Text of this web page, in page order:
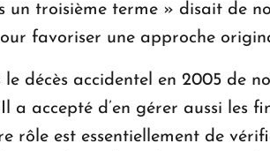
troisième terme » disait de
favoriser une approche
décès accidentel en 2005 de
accepté d’en gérer aussi les
rôle est essentiellement de